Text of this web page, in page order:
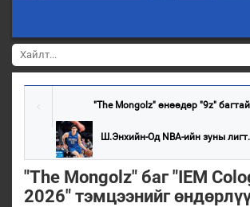
"The Mongolz" өнөөдөр "9z"
Ш.Энхийн-Од NBА-ийн зуны
"The Mongolz" баг "IEM
2026" тэмцээнийг